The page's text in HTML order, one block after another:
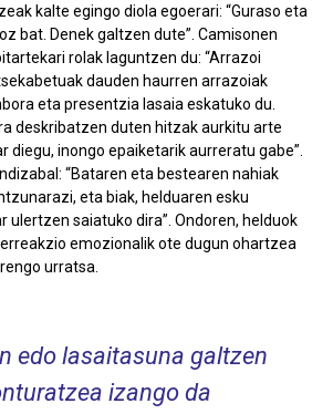
kalte egingo diola egoerari: “Guraso eta
bat. Denek galtzen dute”. Camisonen
rolak laguntzen du: “Arrazoi
dauden haurren arrazoiak
eta presentzia lasaia eskatuko du.
deskribatzen duten hitzak aurkitu arte
diegu, inongo epaiketarik aurreratu gabe”.
“Bataren eta bestearen nahiak
eta biak, helduaren esku
ulertzen saiatuko dira”. Ondoren, helduok
emozionalik ote dugun ohartzea
urratsa.
edo lasaitasuna galtzen
izango da